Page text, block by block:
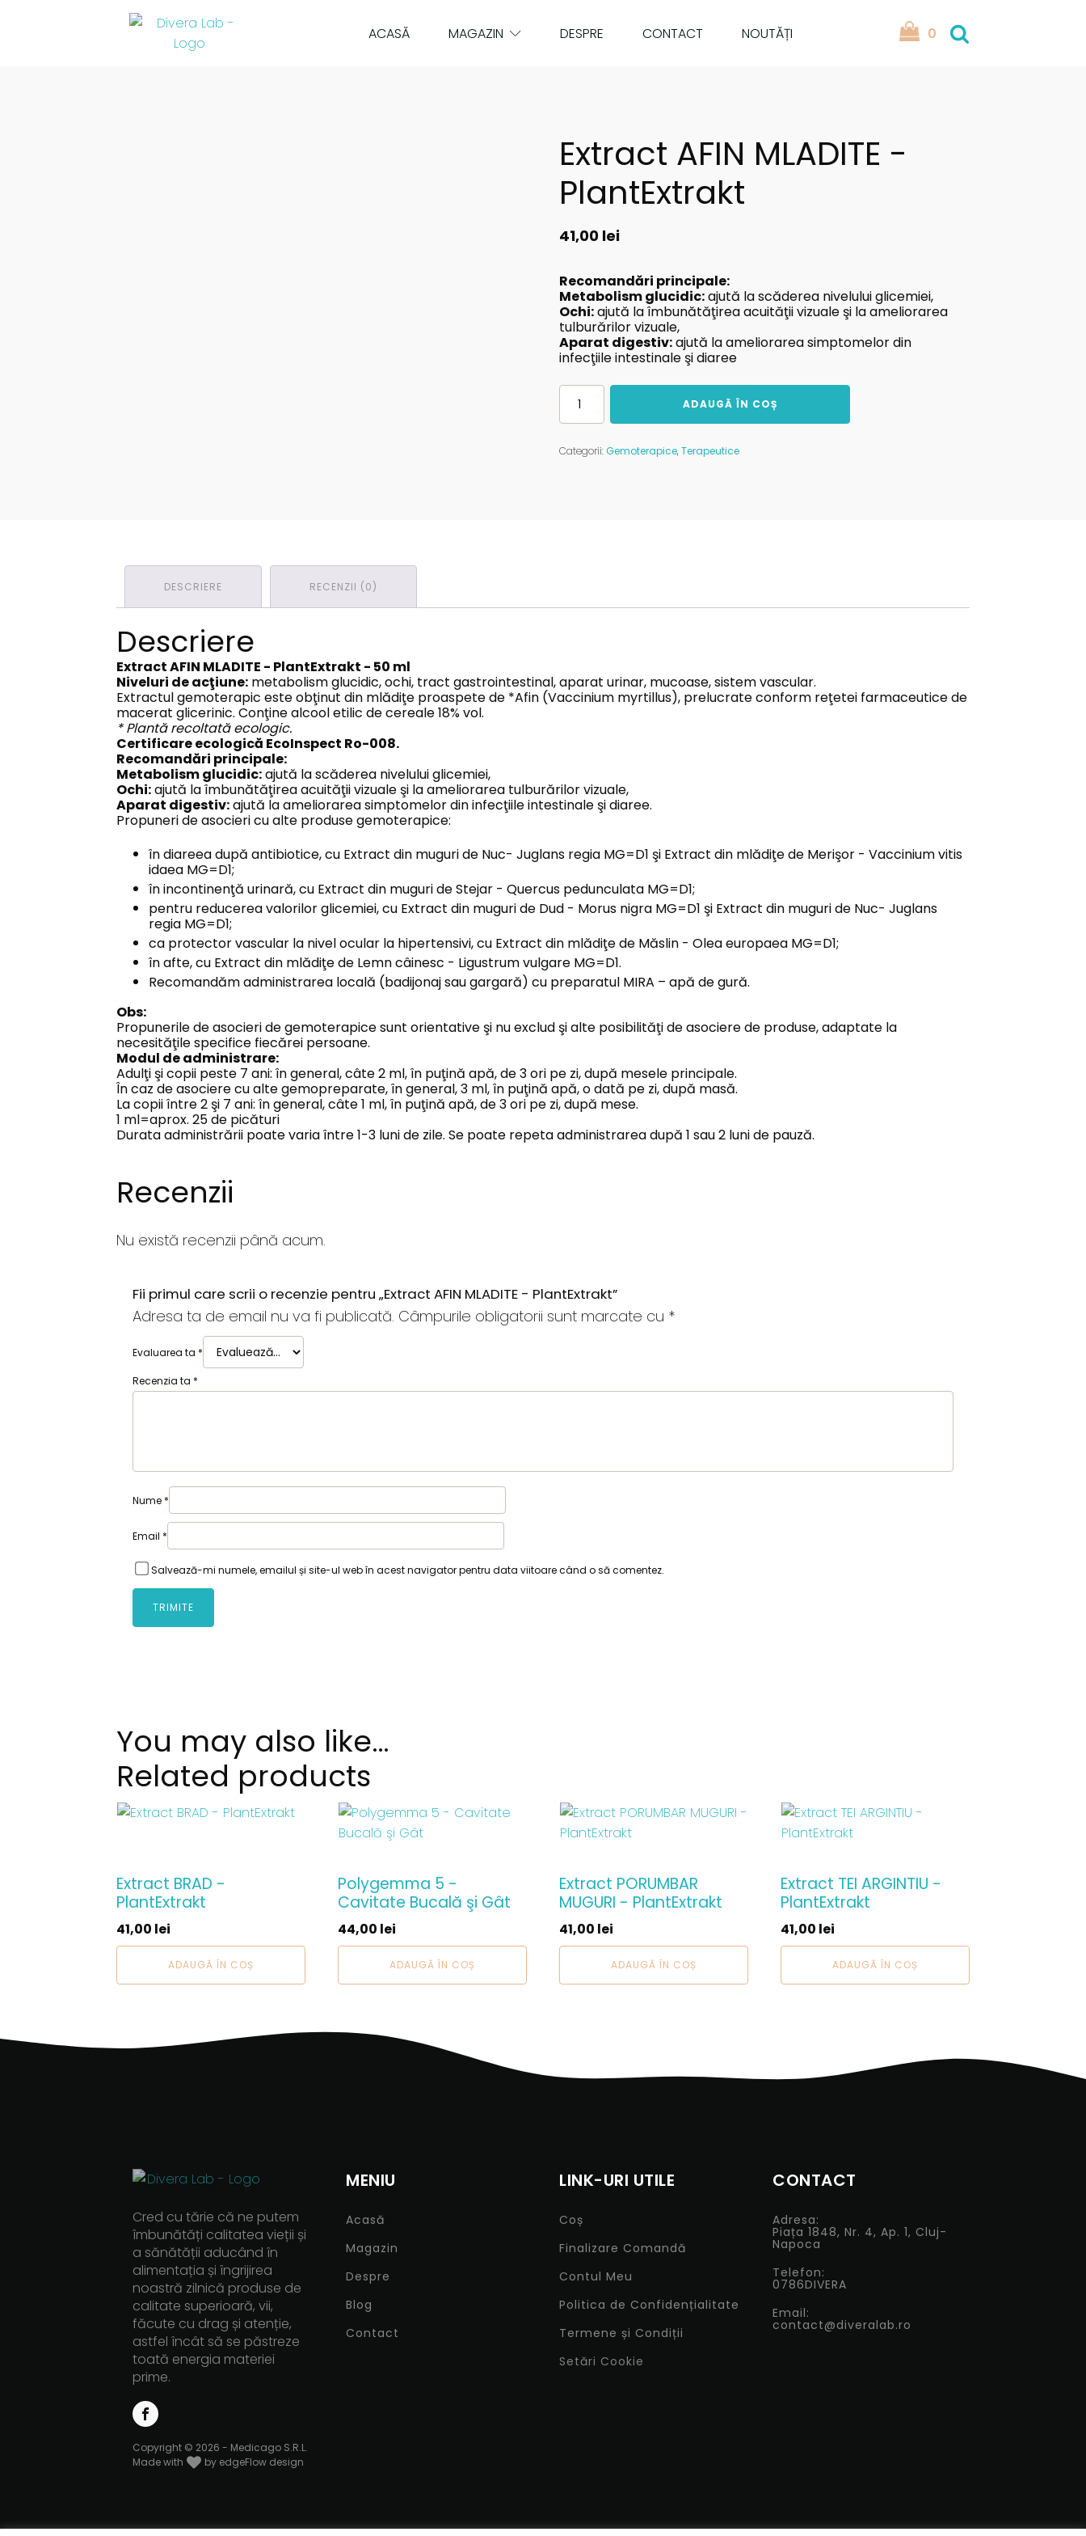
ACASĂ MAGAZIN DESPRE CONTACT NOUTĂȚI 0
Extract AFIN MLADITE -
PlantExtrakt
41,00 lei
Recomandări principale:
Metabolism glucidic:ajută la scăderea nivelului glicemiei,
Ochi:ajută la îmbunătăţirea acuităţii vizuale şi la ameliorarea
tulburărilor vizuale,
Aparat digestiv:ajută la ameliorarea simptomelor din
infecţiile intestinale şi diaree
Cantitate
MLADITE
ADAUGĂ ÎN COȘ
Categorii:Gemoterapice,Terapeutice
DESCRIERE RECENZII (0)
Descriere
Extract AFIN MLADITE - PlantExtrakt - 50 ml
Niveluri de acţiune: metabolism glucidic, ochi, tract gastrointestinal, aparat urinar, mucoase, sistem vascular.
Extractul gemoterapic este obţinut din mlădiţe proaspete de *Afin (Vaccinium myrtillus), prelucrate conform reţetei farmaceutice de
macerat glicerinic. Conţine alcool etilic de cereale 18% vol.
* Plantă recoltată ecologic.
Certificare ecologică EcoInspect Ro-008.
Recomandări principale:
Metabolism glucidic:ajută la scăderea nivelului glicemiei,
Ochi:ajută la îmbunătăţirea acuităţii vizuale şi la ameliorarea tulburărilor vizuale,
Aparat digestiv:ajută la ameliorarea simptomelor din infecţiile intestinale şi diaree.
Propuneri de asocieri cu alte produse gemoterapice:
în diareea după antibiotice, cu Extract din muguri de Nuc- Juglans regia MG=D1 şi Extract din mlădiţe de Merişor - Vaccinium vitis
idaea MG=D1;
în incontinenţă urinară, cu Extract din muguri de Stejar - Quercus pedunculata MG=D1;
pentru reducerea valorilor glicemiei, cu Extract din muguri de Dud - Morus nigra MG=D1 şi Extract din muguri de Nuc- Juglans
regia MG=D1;
ca protector vascular la nivel ocular la hipertensivi, cu Extract din mlădiţe de Măslin - Olea europaea MG=D1;
în afte, cu Extract din mlădiţe de Lemn câinesc - Ligustrum vulgare MG=D1.
Recomandăm administrarea locală (badijonaj sau gargară) cu preparatul MIRA – apă de gură.
Obs:
Propunerile de asocieri de gemoterapice sunt orientative şi nu exclud şi alte posibilităţi de asociere de produse, adaptate la
necesităţile specifice fiecărei persoane.
Modul de administrare:
Adulţi şi copii peste 7 ani: în general, câte 2 ml, în puţină apă, de 3 ori pe zi, după mesele principale.
În caz de asociere cu alte gemopreparate, în general, 3 ml, în puţină apă, o dată pe zi, după masă.
La copii între 2 şi 7 ani: în general, câte 1 ml, în puţină apă, de 3 ori pe zi, după mese.
1 ml=aprox. 25 de picături
Durata administrării poate varia între 1-3 luni de zile. Se poate repeta administrarea după 1 sau 2 luni de pauză.
Recenzii
Nu există recenzii până acum.
Fii primul care scrii o recenzie pentru „Extract AFIN MLADITE - PlantExtrakt”
Adresa ta de email nu va fi publicată. Câmpurile obligatorii sunt marcate cu *
Evaluarea ta *
Recenzia ta *
Nume *
Email *
Salvează-mi numele, emailul și site-ul web în acest navigator pentru data viitoare când o să comentez.
You may also like…
Related products
Extract BRAD -
PlantExtrakt
41,00 lei
ADAUGĂ ÎN COȘ
Polygemma 5 -
Cavitate Bucală şi Gât
44,00 lei
ADAUGĂ ÎN COȘ
Extract PORUMBAR
MUGURI - PlantExtrakt
41,00 lei
ADAUGĂ ÎN COȘ
Extract TEI ARGINTIU -
PlantExtrakt
41,00 lei
ADAUGĂ ÎN COȘ
Cred cu tărie că ne putem
îmbunătăți calitatea vieții și
a sănătății aducând în
alimentația și îngrijirea
noastră zilnică produse de
calitate superioară, vii,
făcute cu drag și atenție,
astfel încât să se păstreze
toată energia materiei
prime.
Copyright © 2026 - Medicago S.R.L.
Made with
by edgeFlow design
MENIU
Acasă
Magazin
Despre
Blog
Contact
LINK-URI UTILE
Coș
Finalizare Comandă
Contul Meu
Politica de Confidențialitate
Termene și Condiții
Setări Cookie
CONTACT
Adresa:
Piața 1848, Nr. 4, Ap. 1, Cluj-
Napoca
Telefon:
0786DIVERA
Email:
contact@diveralab.ro